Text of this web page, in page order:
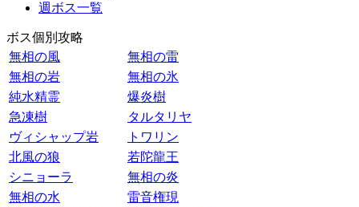
週ボス一覧
ボス個別攻略
無相の風
無相の雷
無相の岩
無相の氷
純水精霊
爆炎樹
急凍樹
タルタリヤ
ヴィシャップ岩
トワリン
北風の狼
若陀龍王
シニョーラ
無相の炎
無相の水
雷音権現